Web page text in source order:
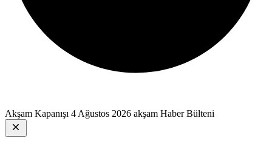
Akşam Kapanışı 4 Ağustos 2026 akşam Haber Bülteni